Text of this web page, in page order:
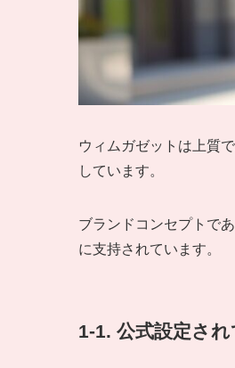
ウィムガゼットは上質
しています。
ブランドコンセプトで
に支持されています。
1-1. 公式設定さ